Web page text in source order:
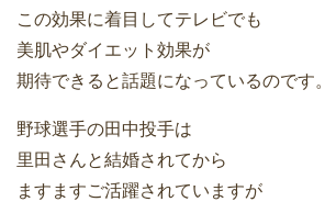
この効果に着目してテレビでも
美肌やダイエット効果が
期待できると話題になっているのです。
野球選手の田中投手は
里田さんと結婚されてから
ますますご活躍されていますが